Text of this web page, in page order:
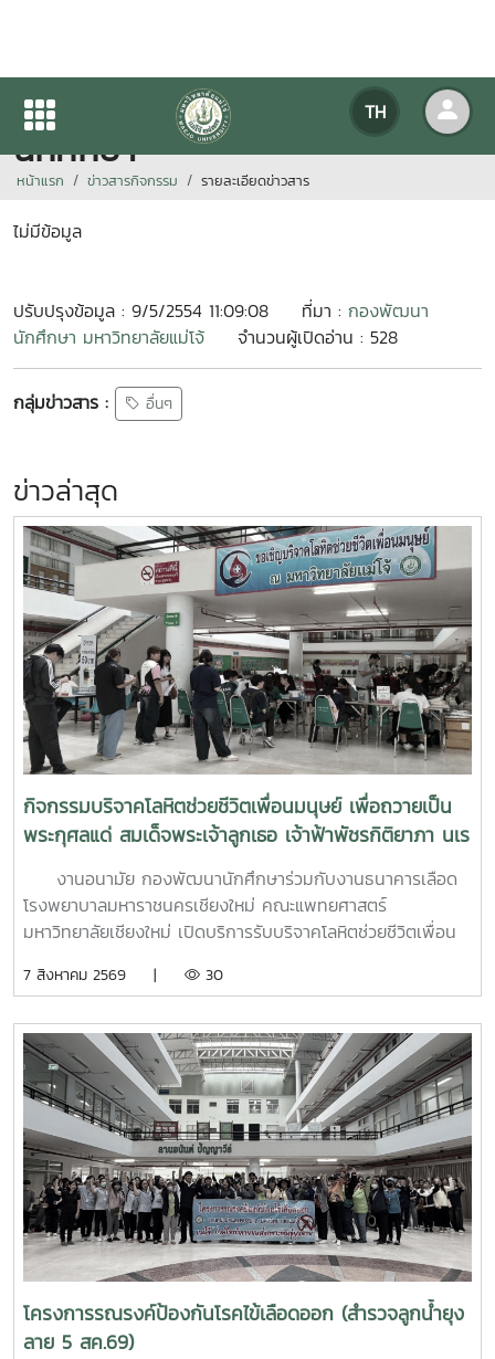
TH
ประชุมคณะกรรมการกลุ่มพัฒนา
นักศึกษา
หน้าแรก ข่าวสารกิจกรรม รายละเอียดข่าวสาร
ไม่มีข้อมูล
ปรับปรุงข้อมูล : 9/5/2554 11:09:08 ที่มา : กองพัฒนา
นักศึกษา มหาวิทยาลัยแม่โจ้
จำนวนผู้เปิดอ่าน : 528
กลุ่มข่าวสาร : อื่นๆ
ข่าวล่าสุด
กิจกรรมบริจาคโลหิตช่วยชีวิตเพื่อนมนุษย์ เพื่อถวายเป็น
พระกุศลแด่ สมเด็จพระเจ้าลูกเธอ เจ้าฟ้าพัชรกิติยาภา นเร
นทิราเทพยวดี กรมหลวงราช สาริณีสิริพัชร มหาวัชรราช
ธิดา (สวนดอก 7 สค.69)
งานอนามัย กองพัฒนานักศึกษาร่วมกับงานธนาคารเลือด
โรงพยาบาลมหาราชนครเชียงใหม่ คณะแพทยศาสตร์
มหาวิทยาลัยเชียงใหม่ เปิดบริการรับบริจาคโลหิตช่วยชีวิตเพื่อน
รกิติยาภา นเรนทิราเทพยวดี กรมหลวงราช สาริณีสิริพัชร มหา
น. ณ ลานอนันต์ ปัญญาวีร์ อาคารอำนวย ยศสุขนักศึกษาที่เข้า
ร่วมบริจาคจะได้ชั่วโมงกิจกรรมด้านจิตอาสา ครั้งละ 8 ชั่วโมง-
วันที่ 7 สิงหาคม 2569 มีผู้ประสงค์บริจาคโลหิต จำนวน 95 คน
ผ่านเกณฑ์สามารถบริจาคโลหิตได้ จำนวน 63 คน ( 28,350 CC.)
7 สิงหาคม 2569 | 30
โครงการรณรงค์ป้องกันโรคไข้เลือดออก (สำรวจลูกน้ำยุง
ลาย 5 สค.69)